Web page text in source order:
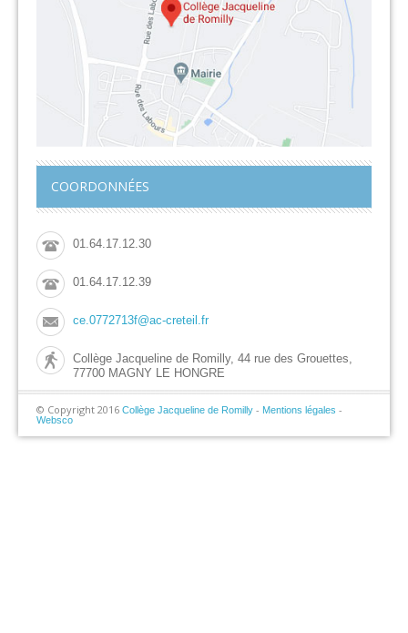
COORDONNÉES
01.64.17.12.30
01.64.17.12.39
ce.0772713f@ac-creteil.fr
Collège Jacqueline de Romilly, 44 rue des Grouettes,
77700 MAGNY LE HONGRE
© Copyright 2016 Collège Jacqueline de Romilly - Mentions légales -
Websco